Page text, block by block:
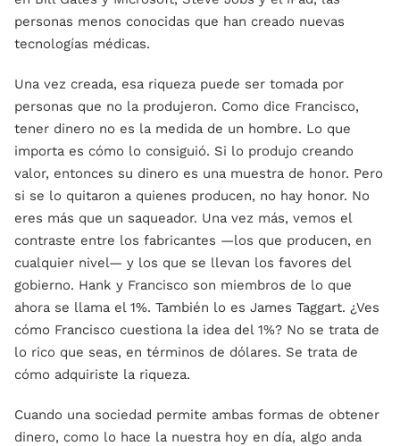
personas menos conocidas que han creado nuevas
tecnologías médicas.
Una vez creada, esa riqueza puede ser tomada por
personas que no la produjeron. Como dice Francisco,
tener dinero no es la medida de un hombre. Lo que
importa es cómo lo consiguió. Si lo produjo creando
valor, entonces su dinero es una muestra de honor. Pero
si se lo quitaron a quienes producen, no hay honor. No
eres más que un saqueador. Una vez más, vemos el
contraste entre los fabricantes —los que producen, en
cualquier nivel— y los que se llevan los favores del
gobierno. Hank y Francisco son miembros de lo que
ahora se llama el 1%. También lo es James Taggart. ¿Ves
cómo Francisco cuestiona la idea del 1%? No se trata de
lo rico que seas, en términos de dólares. Se trata de
cómo adquiriste la riqueza.
Cuando una sociedad permite ambas formas de obtener
dinero, como lo hace la nuestra hoy en día, algo anda